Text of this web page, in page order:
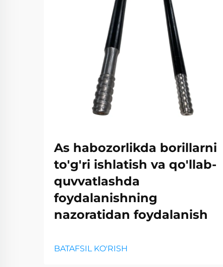
As habozorlikda borillarni
to'g'ri ishlatish va qo'llab-
quvvatlashda
foydalanishning
nazoratidan foydalanish
BATAFSIL KO'RISH